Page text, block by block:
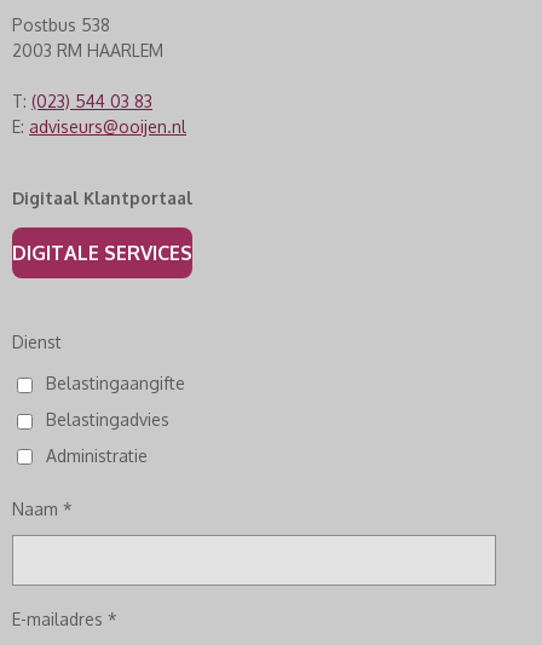
Postbus 538
2003 RM HAARLEM
T: (023) 544 03 83
E: adviseurs@ooijen.nl
Digitaal Klantportaal
DIGITALE SERVICES
Dienst
Belastingaangifte
Belastingadvies
Administratie
Naam *
E-mailadres *